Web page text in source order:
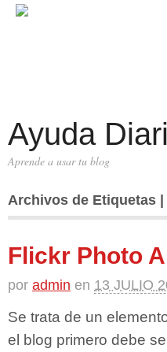
Ayuda
Aprende a usar tu blog
Archivos de Etiquetas
Flickr Photo
por admin en 13 JULIO
Se trata de un
el blog primero debe